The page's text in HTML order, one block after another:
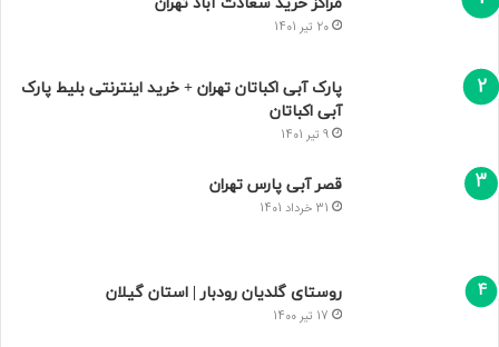
20 تیر 1401
پارک آبی اکباتان تهران + خرید اینترنتی بلیط پارک
آبی اکباتان
9 تیر 1401
قصر آبی پارس تهران
31 خرداد 1401
روستای گلدیان رودبار | استان گیلان
17 تیر 1400